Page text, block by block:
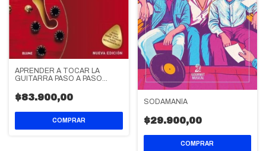
APRENDER A TOCAR LA
GUITARRA PASO A PASO
$83.900,00 SODAMANÍA
$29.900,00